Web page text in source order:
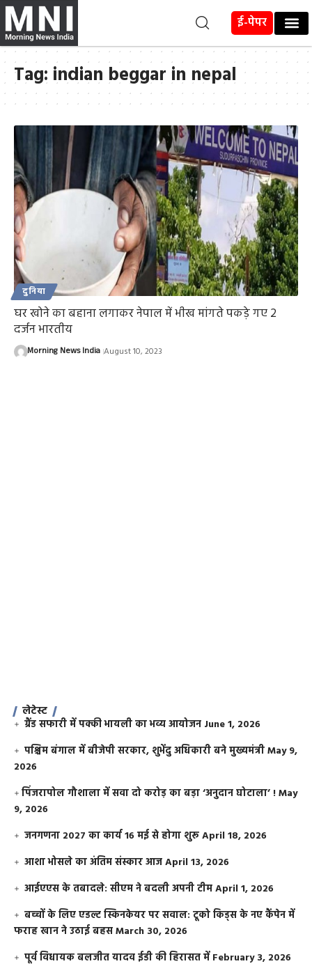
ई-पेपर
Tag: indian beggar in nepal
दुनिया
घर खोने का बहाना लगाकर नेपाल में भीख मांगते पकड़े गए 2
दर्जन भारतीय
Morning News India August 10, 2023
लेटेस्ट
ग्रैंड सफारी में पक्की भायली का भव्य आयोजन June 1, 2026
पश्चिम बंगाल में बीजेपी सरकार, शुभेंदु अधिकारी बने मुख्यमंत्रीMay 9,
2026
​पिंजरापोल गौशाला में सवा दो करोड़ का बड़ा ‘अनुदान घोटाला’ !May
9, 2026
जनगणना 2027 का कार्य 16 मई से होगा शुरूApril 18, 2026
आशा भोसले का अंतिम संस्कार आजApril 13, 2026
आईएएस के तबादले: सीएम ने बदली अपनी टीमApril 1, 2026
बच्चों के लिए एडल्ट स्किनकेयर पर सवाल: टूको किड्स के नए कैंपेन में
फराह खान ने उठाई बहसMarch 30, 2026
पूर्व विधायक बलजीत यादव ईडी की हिरासत में February 3, 2026